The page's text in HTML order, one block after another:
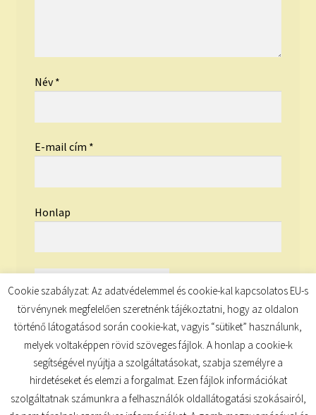
Név*
E-mail cím *
Honlap
Cookie szabályzat: Az adatvédelemmel és cookie-kal kapcsolatos EU-s
törvénynek megfelelően szeretnénk tájékoztatni, hogy az oldalon
történő látogatásod során cookie-kat, vagyis “sütiket” használunk,
melyek voltaképpen rövid szöveges fájlok. A honlap a cookie-k
segítségével nyújtja a szolgáltatásokat, szabja személyre a
hirdetéseket és elemzi a forgalmat. Ezen fájlok információkat
szolgáltatnak számunkra a felhasználók oldallátogatási szokásairól,